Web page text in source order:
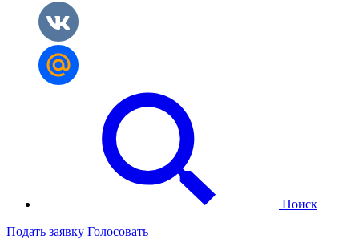
Поиск
Подать заявку Голосовать